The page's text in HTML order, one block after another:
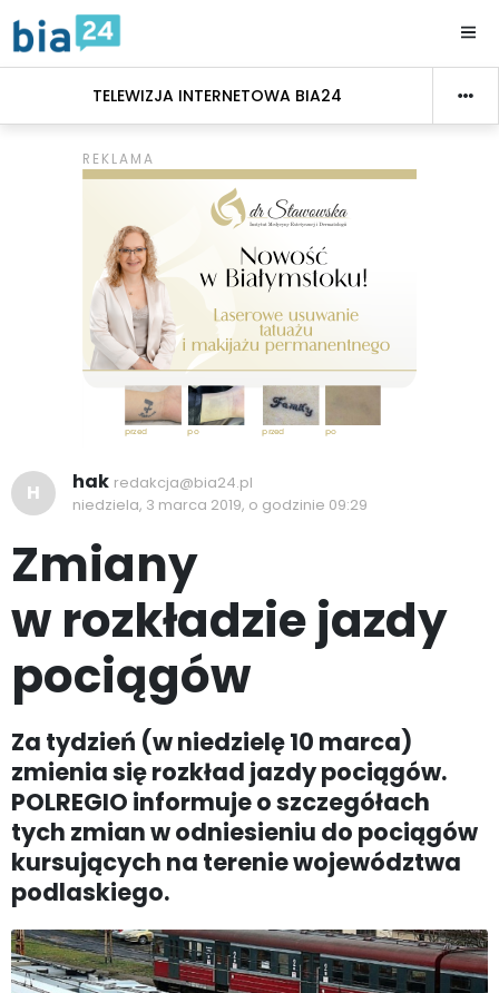
TELEWIZJA INTERNETOWA BIA24
H hak redakcja@bia24.pl
niedziela, 3 marca 2019, o godzinie 09:29
Zmiany
w rozkładzie jazdy
pociągów
Za tydzień (w niedzielę 10 marca)
zmienia się rozkład jazdy pociągów.
POLREGIO informuje o szczegółach
tych zmian w odniesieniu do pociągów
kursujących na terenie województwa
podlaskiego.